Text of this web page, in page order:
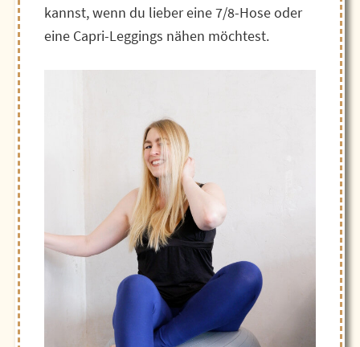
kannst, wenn du lieber eine 7/8-Hose oder
eine Capri-Leggings nähen möchtest.